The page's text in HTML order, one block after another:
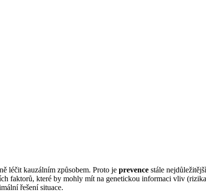
léčit kauzálním způsobem. Proto je prevence stále
faktorů, které by mohly mít na genetickou informaci vliv
řešení situace.